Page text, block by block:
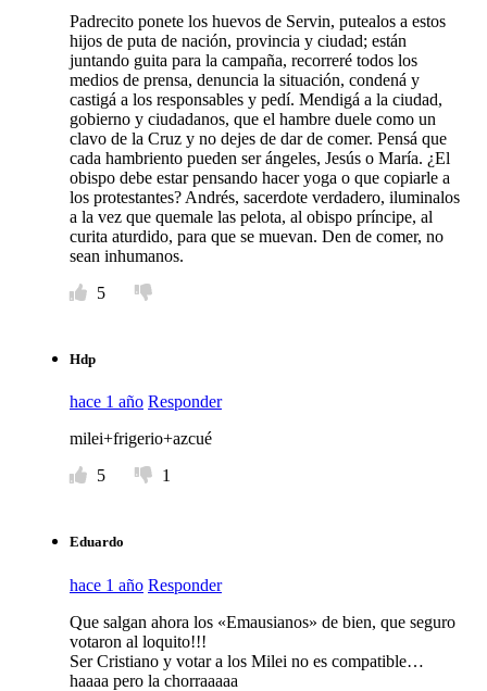
Padrecito ponete los huevos de Servin, putealos a estos
hijos de puta de nación, provincia y ciudad; están
juntando guita para la campaña, recorreré todos los
medios de prensa, denuncia la situación, condená y
castigá a los responsables y pedí. Mendigá a la ciudad,
gobierno y ciudadanos, que el hambre duele como un
clavo de la Cruz y no dejes de dar de comer. Pensá que
cada hambriento pueden ser ángeles, Jesús o María. ¿El
obispo debe estar pensando hacer yoga o que copiarle a
los protestantes? Andrés, sacerdote verdadero, iluminalos
a la vez que quemale las pelota, al obispo príncipe, al
curita aturdido, para que se muevan. Den de comer, no
sean inhumanos.
5
Hdp
hace 1 año Responder
milei+frigerio+azcué
5
1
Eduardo
hace 1 año Responder
Que salgan ahora los «Emausianos» de bien, que seguro
votaron al loquito!!!
Ser Cristiano y votar a los Milei no es compatible…
haaaa pero la chorraaaaa